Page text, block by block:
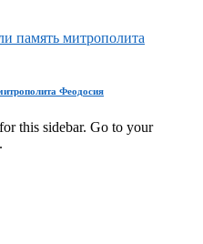
память митрополита
Феодосия
this sidebar. Go to your